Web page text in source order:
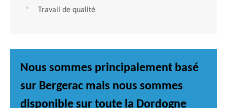
Travail de qualité
Nous sommes principalement basé
sur Bergerac mais nous sommes
disponible sur toute la Dordogne